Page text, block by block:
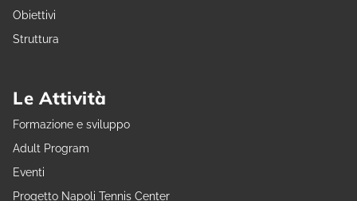
Obiettivi
Struttura
Le Attività
Formazione e sviluppo
Adult Program
Eventi
Progetto Napoli Tennis Center